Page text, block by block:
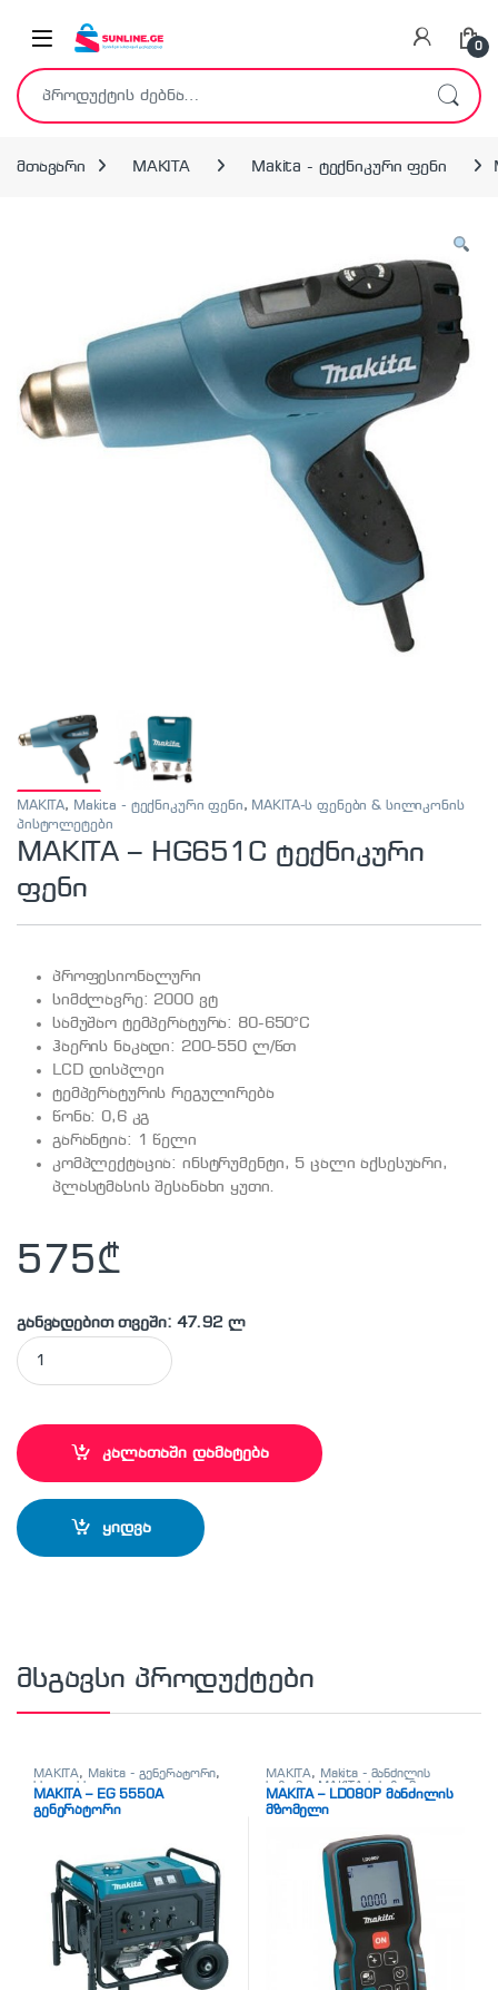
0
ძებნა:
მთავარი MAKITA Makita - ტექნიკური ფენი
MAKITA, Makita - ტექნიკური ფენი, MAKITA-ს ფენები & სილიკონის
პისტოლეტები
MAKITA – HG651C ტექნიკური
ფენი
პროფესიონალური
სიმძლავრე: 2000 ვტ
სამუშაო ტემპერატურა: 80-650°C
ჰაერის ნაკადი: 200-550 ლ/წთ
LCD დისპლეი
ტემპერატურის რეგულირება
წონა: 0,6 კგ
გარანტია: 1 წელი
კომპლექტაცია: ინსტრუმენტი, 5 ცალი აქსესუარი,
პლასტმასის შესანახი ყუთი.
575₾
განვადებით თვეში: 47.92 ლ
MAKITA - HG651C ტექნიკური ფენი quantity
კალათაში დამატება
ყიდვა
მსგავსი პროდუქტები
MAKITA, Makita - გენერატორი,
სხვადასხვა
MAKITA – EG 5550A
გენერატორი
MAKITA, Makita - მანძილის
საზომი, MAKITA-ს საზომი
ხელსაწყოები
MAKITA – LD080P მანძილის
მზომელი